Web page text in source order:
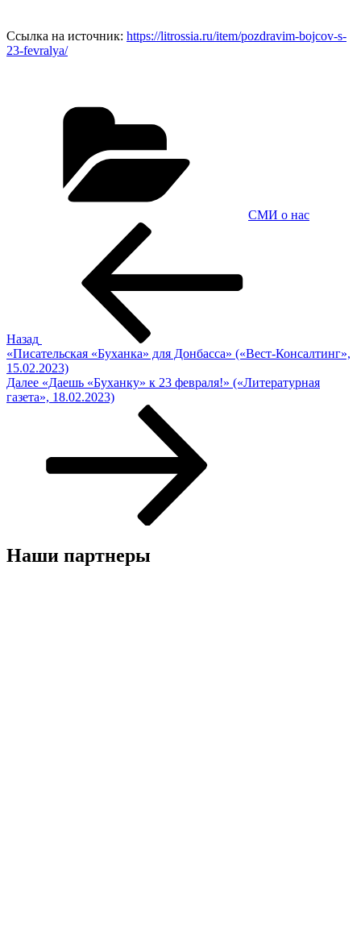
Ссылка на источник: https://litrossia.ru/item/pozdravim-bojcov-s-
23-fevralya/
СМИ о нас
Назад
«Писательская «Буханка» для Донбасса» («Вест-Консалтинг»,
15.02.2023)
Следующая
запись
Далее «Даешь «Буханку» к 23 февраля!» («Литературная
газета», 18.02.2023)
Наши партнеры